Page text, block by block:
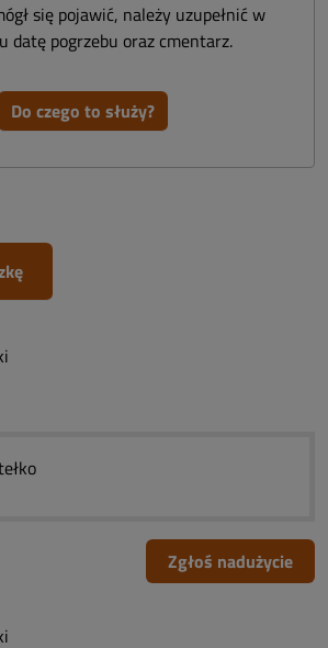
się pojawić, należy uzupełnić w
datę pogrzebu oraz cmentarz.
Do czego to służy?
Zgłoś nadużycie